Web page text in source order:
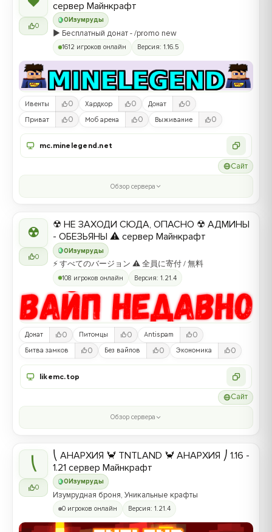
0
0 Изумруды
сервер Майнкрафт
▶️ Бесплатный донат - /promo new
1612 игроков онлайн Версия: 1.16.5
Ивенты 0 Хардкор 0 Донат 0
Приват 0 Моб арена 0 Выживание 0
mc.minelegend.net
Сайт
Обзор сервера
☢
0
0Изумруды
☢ НЕ ЗАХОДИ СЮДА, ОПАСНО ☢ АДМИНЫ
- ОБЕЗЬЯНЫ ⚠ сервер Майнкрафт
⚡ すべてのバージョン ⚠ 全員に寄付 / 無料
108 игроков онлайн Версия: 1.21.4
Донат 0 Питомцы 0 Antispam 0
Битва замков 0 Без вайпов 0 Экономика 0
likemc.top
Сайт
Обзор сервера
⎝
0
0 Изумруды
⎝ АНАРХИЯ 🦀 TNTLAND 🦀 АНАРХИЯ ⎠ 1.16 -
1.21 сервер Майнкрафт
Изумрудная броня, Уникальные крафты
0 игроков онлайн Версия: 1.21.4